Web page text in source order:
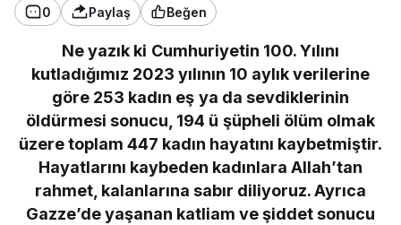
0 Paylaş Beğen
Ne yazık ki Cumhuriyetin 100. Yılını
kutladığımız 2023 yılının 10 aylık verilerine
göre 253 kadın eş ya da sevdiklerinin
öldürmesi sonucu, 194 ü şüpheli ölüm olmak
üzere toplam 447 kadın hayatını kaybetmiştir.
Hayatlarını kaybeden kadınlara Allah’tan
rahmet, kalanlarına sabır diliyoruz. Ayrıca
Gazze’de yaşanan katliam ve şiddet sonucu